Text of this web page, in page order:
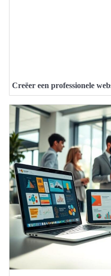
Creëer een professionele